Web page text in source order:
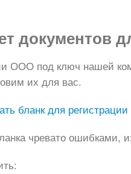
документов
ООО под ключ нашей
их для вас.
бланк для
чревато ошибками,